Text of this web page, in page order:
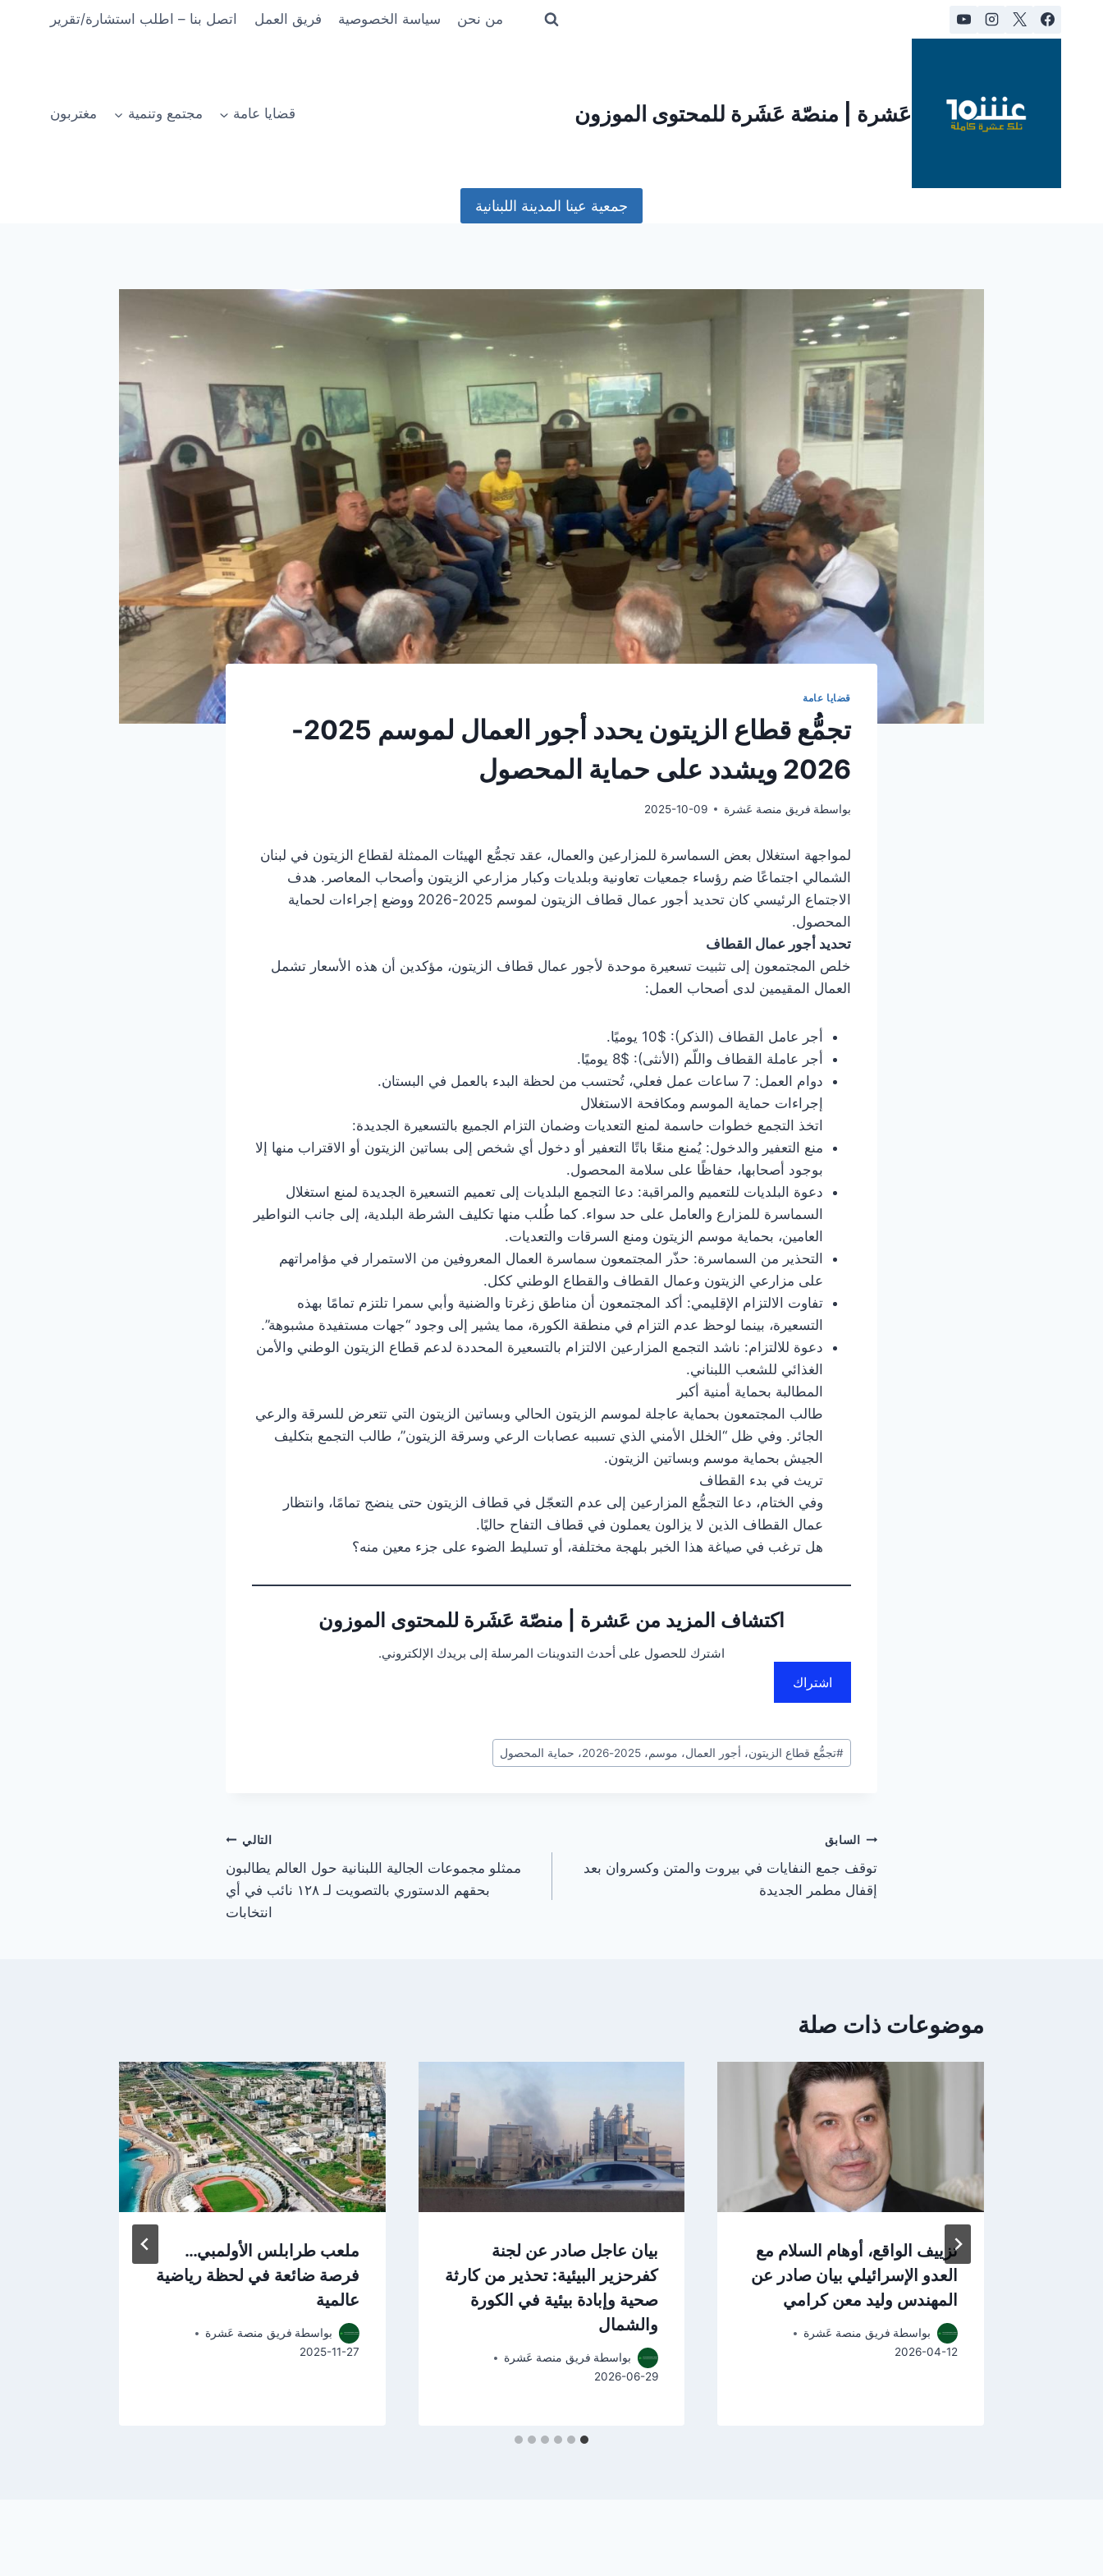
من نحن سياسة الخصوصية فريق العمل اتصل بنا – اطلب استشارة/تقرير
عَشرة | منصّة عَشَرة للمحتوى الموزون قضايا عامة مجتمع وتنمية مغتربون
جمعية عينا المدينة اللبنانية
قضايا عامة
تجمُّع قطاع الزيتون يحدد أجور العمال لموسم 2025-
2026 ويشدد على حماية المحصول
بواسطة فريق منصة عَشرة 2025-10-09
لمواجهة استغلال بعض السماسرة للمزارعين والعمال، عقد تجمُّع الهيئات الممثلة لقطاع الزيتون في لبنان
الشمالي اجتماعًا ضم رؤساء جمعيات تعاونية وبلديات وكبار مزارعي الزيتون وأصحاب المعاصر. هدف
الاجتماع الرئيسي كان تحديد أجور عمال قطاف الزيتون لموسم 2025-2026 ووضع إجراءات لحماية
المحصول.
تحديد أجور عمال القطاف
خلص المجتمعون إلى تثبيت تسعيرة موحدة لأجور عمال قطاف الزيتون، مؤكدين أن هذه الأسعار تشمل
العمال المقيمين لدى أصحاب العمل:
أجر عامل القطاف (الذكر): $10 يوميًا.
أجر عاملة القطاف واللّم (الأنثى): $8 يوميًا.
دوام العمل: 7 ساعات عمل فعلي، تُحتسب من لحظة البدء بالعمل في البستان.
إجراءات حماية الموسم ومكافحة الاستغلال
اتخذ التجمع خطوات حاسمة لمنع التعديات وضمان التزام الجميع بالتسعيرة الجديدة:
منع التعفير والدخول: يُمنع منعًا باتًا التعفير أو دخول أي شخص إلى بساتين الزيتون أو الاقتراب منها إلا
بوجود أصحابها، حفاظًا على سلامة المحصول.
دعوة البلديات للتعميم والمراقبة: دعا التجمع البلديات إلى تعميم التسعيرة الجديدة لمنع استغلال
السماسرة للمزارع والعامل على حد سواء. كما طُلب منها تكليف الشرطة البلدية، إلى جانب النواطير
العامين، بحماية موسم الزيتون ومنع السرقات والتعديات.
التحذير من السماسرة: حذّر المجتمعون سماسرة العمال المعروفين من الاستمرار في مؤامراتهم
على مزارعي الزيتون وعمال القطاف والقطاع الوطني ككل.
تفاوت الالتزام الإقليمي: أكد المجتمعون أن مناطق زغرتا والضنية وأبي سمرا تلتزم تمامًا بهذه
التسعيرة، بينما لوحظ عدم التزام في منطقة الكورة، مما يشير إلى وجود “جهات مستفيدة مشبوهة”.
دعوة للالتزام: ناشد التجمع المزارعين الالتزام بالتسعيرة المحددة لدعم قطاع الزيتون الوطني والأمن
الغذائي للشعب اللبناني.
المطالبة بحماية أمنية أكبر
طالب المجتمعون بحماية عاجلة لموسم الزيتون الحالي وبساتين الزيتون التي تتعرض للسرقة والرعي
الجائر. وفي ظل “الخلل الأمني الذي تسببه عصابات الرعي وسرقة الزيتون”، طالب التجمع بتكليف
الجيش بحماية موسم وبساتين الزيتون.
تريث في بدء القطاف
وفي الختام، دعا التجمُّع المزارعين إلى عدم التعجّل في قطاف الزيتون حتى ينضج تمامًا، وانتظار
عمال القطاف الذين لا يزالون يعملون في قطاف التفاح حاليًا.
هل ترغب في صياغة هذا الخبر بلهجة مختلفة، أو تسليط الضوء على جزء معين منه؟
اكتشاف المزيد من عَشرة | منصّة عَشَرة للمحتوى الموزون
اشترك للحصول على أحدث التدوينات المرسلة إلى بريدك الإلكتروني.
اشتراك
#تجمُّع قطاع الزيتون، أجور العمال، موسم، 2025-2026، حماية المحصول
تصفّح
المقالات
السابق
توقف جمع النفايات في بيروت والمتن وكسروان بعد
إقفال مطمر الجديدة
التالي
ممثلو مجموعات الجالية اللبنانية حول العالم يطالبون
بحقهم الدستوري بالتصويت لـ ١٢٨ نائب في أي
انتخابات
موضوعات ذات صلة
تزييف الواقع، أوهام السلام مع
العدو الإسرائيلي بيان صادر عن
المهندس وليد معن كرامي
بواسطة فريق منصة عَشرة
2026-04-12
بيان عاجل صادر عن لجنة
كفرحزير البيئية: تحذير من كارثة
صحية وإبادة بيئية في الكورة
والشمال
بواسطة فريق منصة عَشرة
2026-06-29
ملعب طرابلس الأولمبي…
فرصة ضائعة في لحظة رياضية
عالمية
بواسطة فريق منصة عَشرة
2025-11-27